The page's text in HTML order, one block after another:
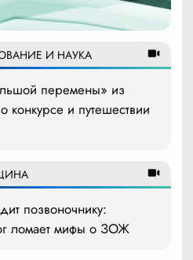
И НАУКА
перемены» из
конкурсе и путешествии
позвоночнику:
ломает мифы о ЗОЖ